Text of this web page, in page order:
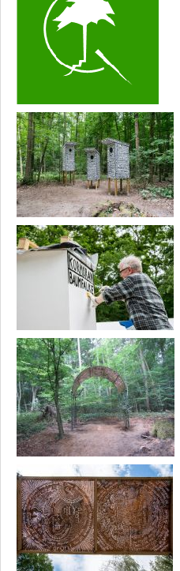
Pressebilder
Pressemitteilungen
Internationaler Waldkunstpfad (Archiv)
Internationales Waldkunst Zentrum
Anfahrt
Datenschutz
Kontakt
Impressum